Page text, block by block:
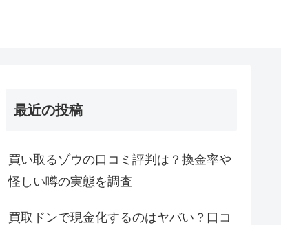
最近の投稿
買い取るゾウの口コミ評判は？換金率や
怪しい噂の実態を調査
買取ドンで現金化するのはヤバい？口コ